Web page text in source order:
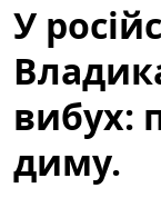
У
вибух:
диму.